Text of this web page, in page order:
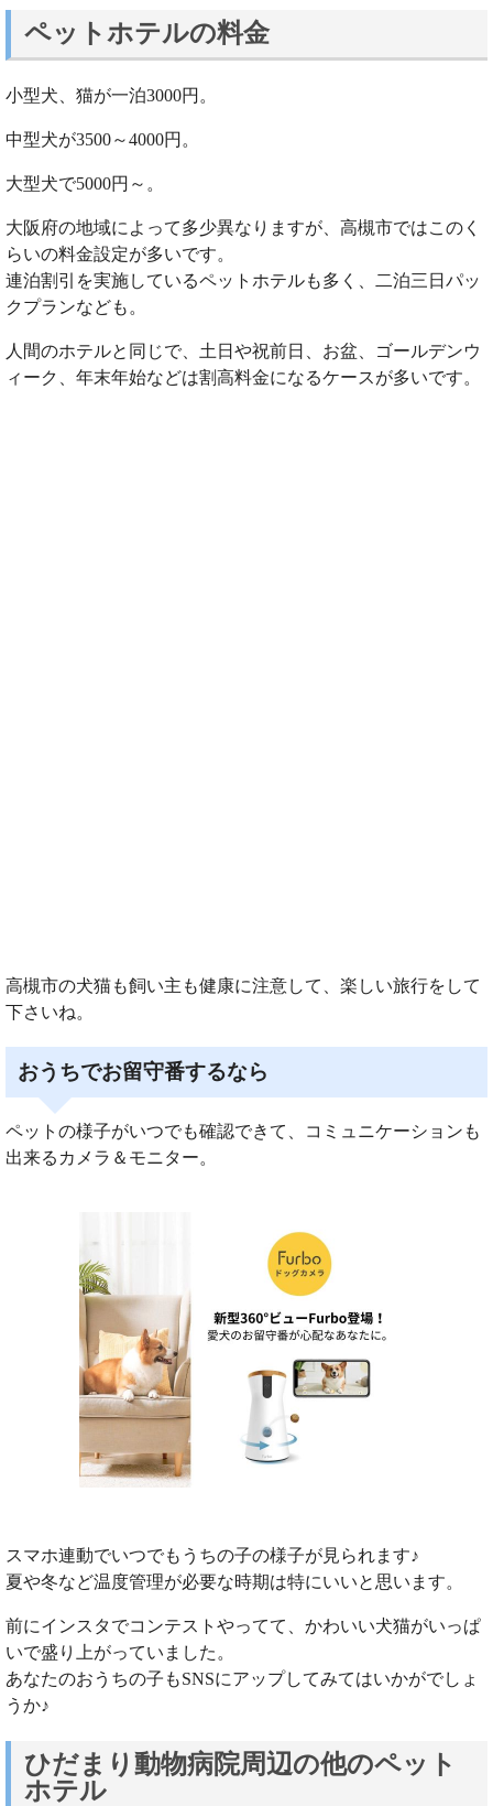
ペットホテルの料金
小型犬、猫が一泊3000円。
中型犬が3500～4000円。
大型犬で5000円～。
大阪府の地域によって多少異なりますが、高槻市ではこのく
らいの料金設定が多いです。
連泊割引を実施しているペットホテルも多く、二泊三日パッ
クプランなども。
人間のホテルと同じで、土日や祝前日、お盆、ゴールデンウ
ィーク、年末年始などは割高料金になるケースが多いです。
高槻市の犬猫も飼い主も健康に注意して、楽しい旅行をして
下さいね。
おうちでお留守番するなら
ペットの様子がいつでも確認できて、コミュニケーションも
出来るカメラ＆モニター。
スマホ連動でいつでもうちの子の様子が見られます♪
夏や冬など温度管理が必要な時期は特にいいと思います。
前にインスタでコンテストやってて、かわいい犬猫がいっぱ
いで盛り上がっていました。
あなたのおうちの子もSNSにアップしてみてはいかがでしょ
うか♪
ひだまり動物病院周辺の他のペット
ホテル